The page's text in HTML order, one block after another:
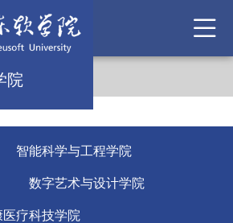
院
智能科学与工程学院
数字艺术与设计学院
医疗科技学院